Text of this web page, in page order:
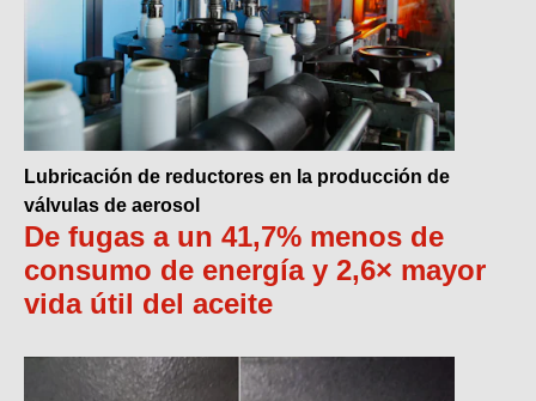
Lubricación de reductores en la producción de
válvulas de aerosol
De fugas a un 41,7% menos de
consumo de energía y 2,6× mayor
vida útil del aceite